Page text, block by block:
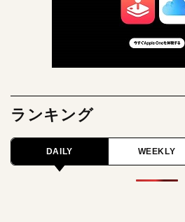
ランキング
DAILY WEEKLY